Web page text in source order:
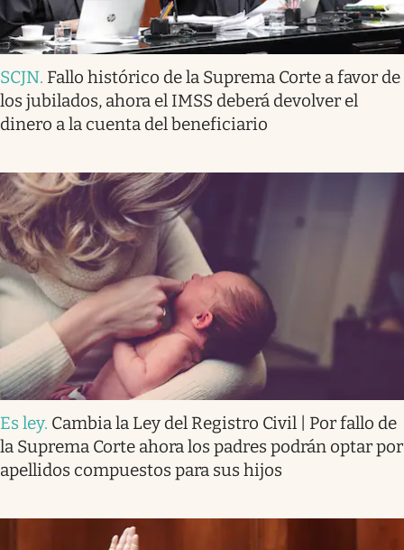
SCJN. Fallo histórico de la Suprema Corte a favor de
los jubilados, ahora el IMSS deberá devolver el
dinero a la cuenta del beneficiario
Es ley. Cambia la Ley del Registro Civil | Por fallo de
la Suprema Corte ahora los padres podrán optar por
apellidos compuestos para sus hijos